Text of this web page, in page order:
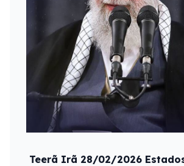
Teerã Irã 28/02/2026